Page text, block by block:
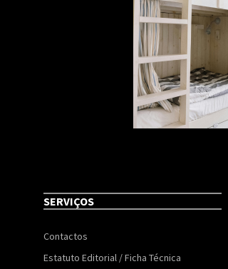
SERVIÇOS
Contactos
Estatuto Editorial / Ficha Técnica